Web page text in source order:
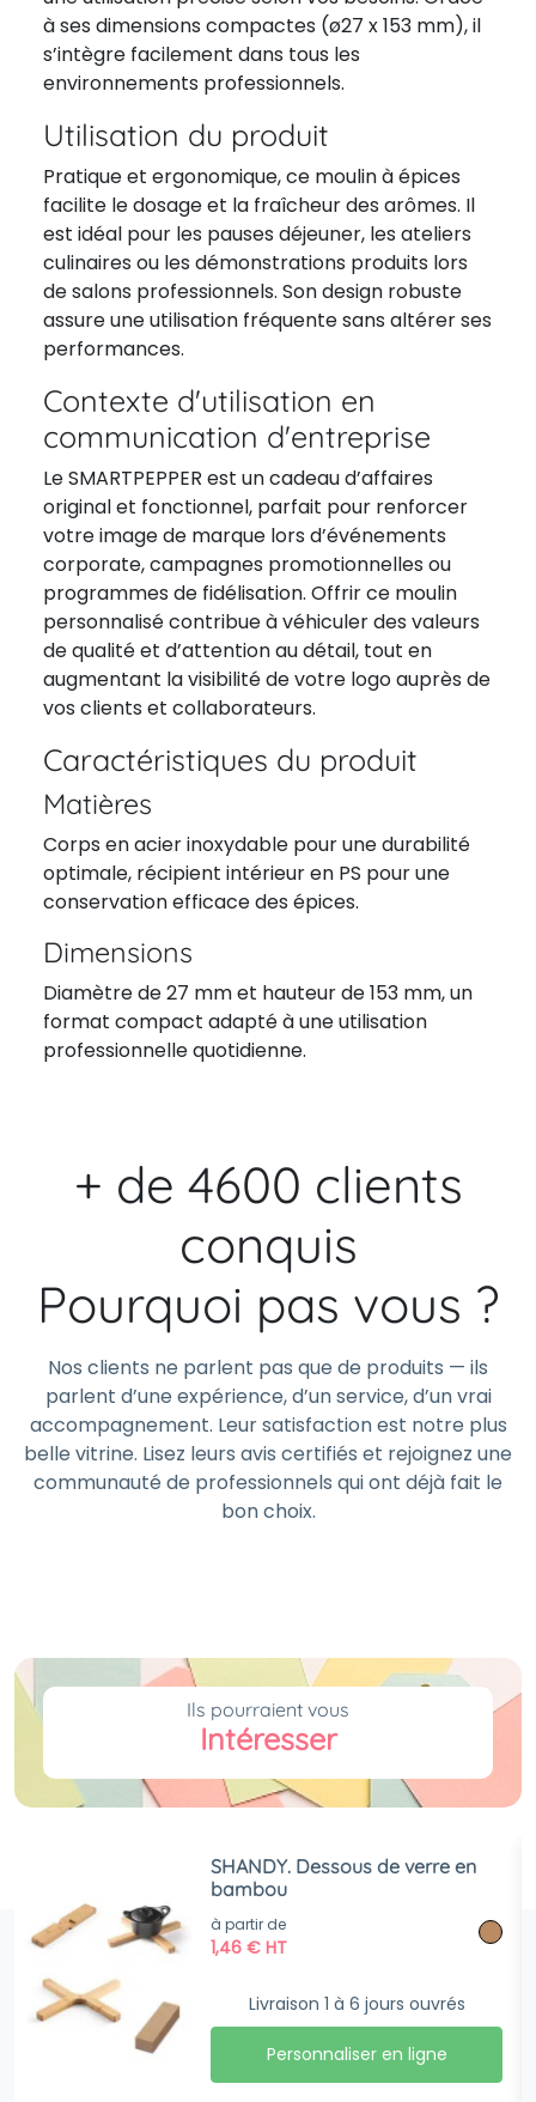
à ses dimensions compactes (ø27 x 153 mm), il
s’intègre facilement dans tous les
environnements professionnels.
Utilisation du produit
Pratique et ergonomique, ce moulin à épices
facilite le dosage et la fraîcheur des arômes. Il
est idéal pour les pauses déjeuner, les ateliers
culinaires ou les démonstrations produits lors
de salons professionnels. Son design robuste
assure une utilisation fréquente sans altérer ses
performances.
Contexte d'utilisation en
communication d'entreprise
Le SMARTPEPPER est un cadeau d’affaires
original et fonctionnel, parfait pour renforcer
votre image de marque lors d’événements
corporate, campagnes promotionnelles ou
programmes de fidélisation. Offrir ce moulin
personnalisé contribue à véhiculer des valeurs
de qualité et d’attention au détail, tout en
augmentant la visibilité de votre logo auprès de
vos clients et collaborateurs.
Caractéristiques du produit
Matières
Corps en acier inoxydable pour une durabilité
optimale, récipient intérieur en PS pour une
conservation efficace des épices.
Dimensions
Diamètre de 27 mm et hauteur de 153 mm, un
format compact adapté à une utilisation
professionnelle quotidienne.
+ de 4600 clients
conquis
Pourquoi pas vous ?
Nos clients ne parlent pas que de produits — ils
parlent d’une expérience, d’un service, d’un vrai
accompagnement. Leur satisfaction est notre plus
belle vitrine. Lisez leurs avis certifiés et rejoignez une
communauté de professionnels qui ont déjà fait le
bon choix.
Ils pourraient vous
Intéresser
SHANDY. Dessous de verre en
bambou
à partir de
1,46€ HT
Livraison 1 à 6 jours ouvrés
Personnaliser en ligne